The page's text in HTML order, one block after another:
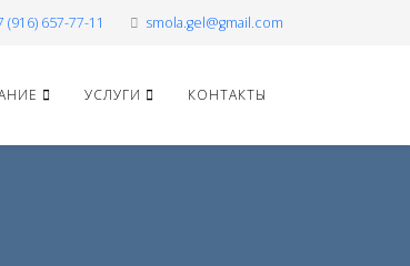
(916) 657-77-11 smola.gel@gmail.com
УСЛУГИ КОНТАКТЫ